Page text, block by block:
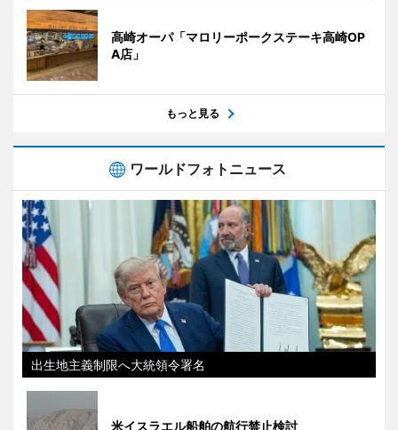
高崎オーパ「マロリーポークステーキ高崎OP
A店」
もっと見る
ワールドフォトニュース
出生地主義制限へ大統領令署名
米イスラエル船舶の航行禁止検討